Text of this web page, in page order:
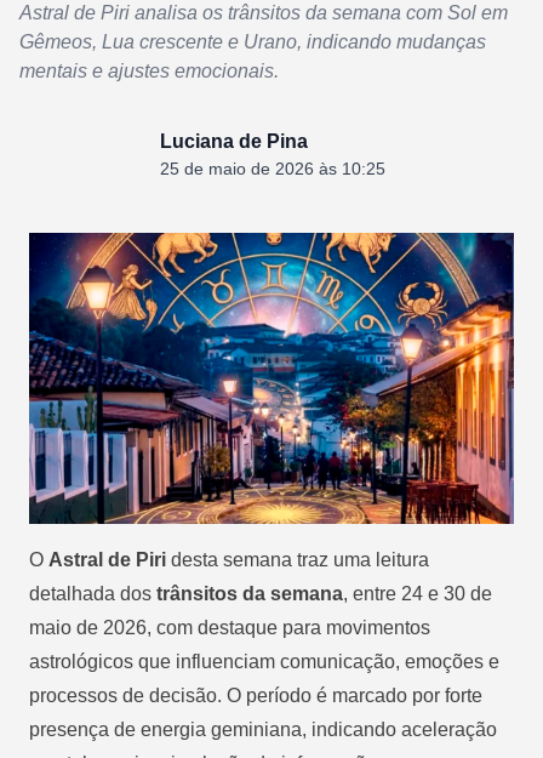
Astral de Piri analisa os trânsitos da semana com Sol em
Gêmeos, Lua crescente e Urano, indicando mudanças
mentais e ajustes emocionais.
Luciana de Pina
25 de maio de 2026 às 10:25
O Astral de Piri desta semana traz uma leitura
detalhada dos trânsitos da semana, entre 24 e 30 de
maio de 2026, com destaque para movimentos
astrológicos que influenciam comunicação, emoções e
processos de decisão. O período é marcado por forte
presença de energia geminiana, indicando aceleração